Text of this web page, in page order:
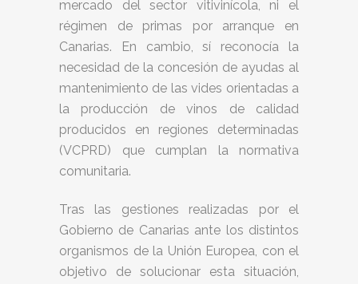
mercado del sector vitivinícola, ni el
régimen de primas por arranque en
Canarias. En cambio, sí reconocía la
necesidad de la concesión de ayudas al
mantenimiento de las vides orientadas a
la producción de vinos de calidad
producidos en regiones determinadas
(VCPRD) que cumplan la normativa
comunitaria.
Tras las gestiones realizadas por el
Gobierno de Canarias ante los distintos
organismos de la Unión Europea, con el
objetivo de solucionar esta situación,